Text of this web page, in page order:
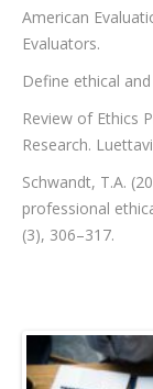
American
Evaluators.
Define ethical
Review of Ethics
Research.
Schwandt, T.A.
professional
(3), 306–317.